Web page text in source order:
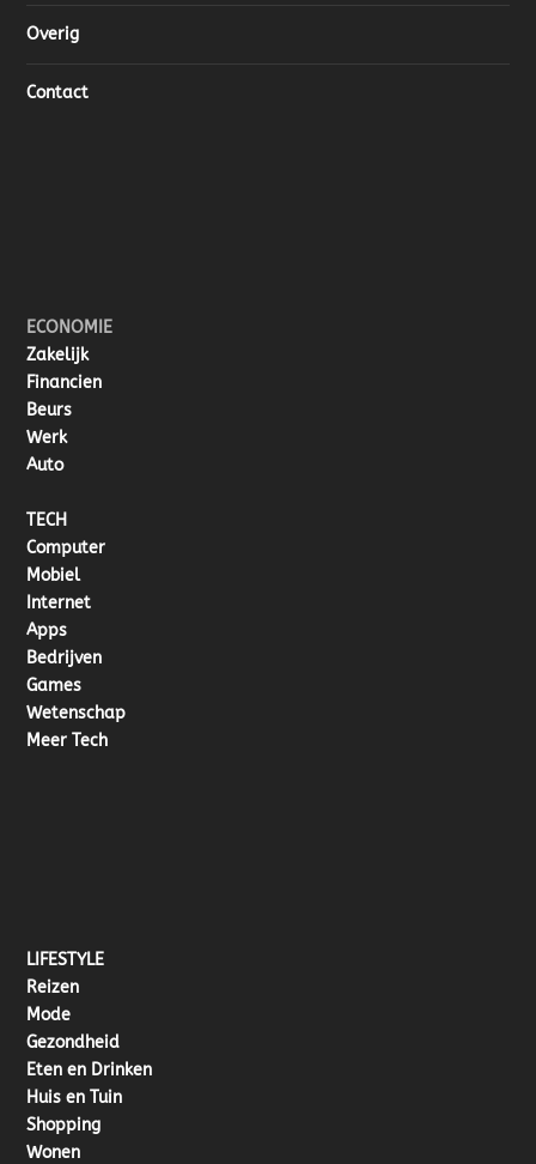
Overig
Contact
ECONOMIE
Zakelijk
Financien
Beurs
Werk
Auto
TECH
Computer
Mobiel
Internet
Apps
Bedrijven
Games
Wetenschap
Meer Tech
LIFESTYLE
Reizen
Mode
Gezondheid
Eten en Drinken
Huis en Tuin
Shopping
Wonen